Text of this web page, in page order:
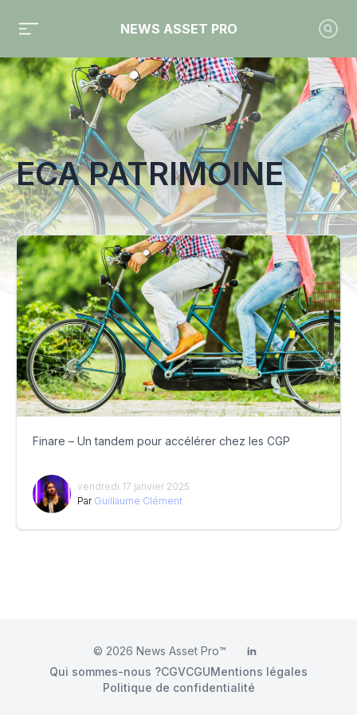
NEWS ASSET PRO
Toute l'actualité sur le tag "ECA Patrimoine"
ECA PATRIMOINE
Finare – Un tandem pour accélérer chez les CGP
vendredi 17 janvier 2025
Par Guillaume Clément
© 2026 News Asset Pro™ LinkedIn
Qui sommes-nous ?CGVCGUMentions légales
Politique de confidentialité